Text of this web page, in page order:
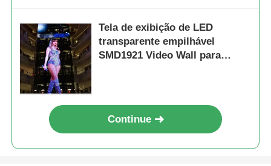
Tela de exibição de LED
transparente empilhável
SMD1921 Video Wall para
Continue